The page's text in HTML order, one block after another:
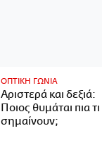
ΟΠΤΙΚΗ ΓΩΝΙΑ
Αριστερά και δεξιά:
Ποιος θυμάται πια τι
σημαίνουν;